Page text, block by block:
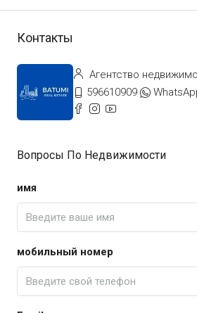
Контакты
Агентство
596610909
Вопросы По Недвижимости
имя
мобильный номер